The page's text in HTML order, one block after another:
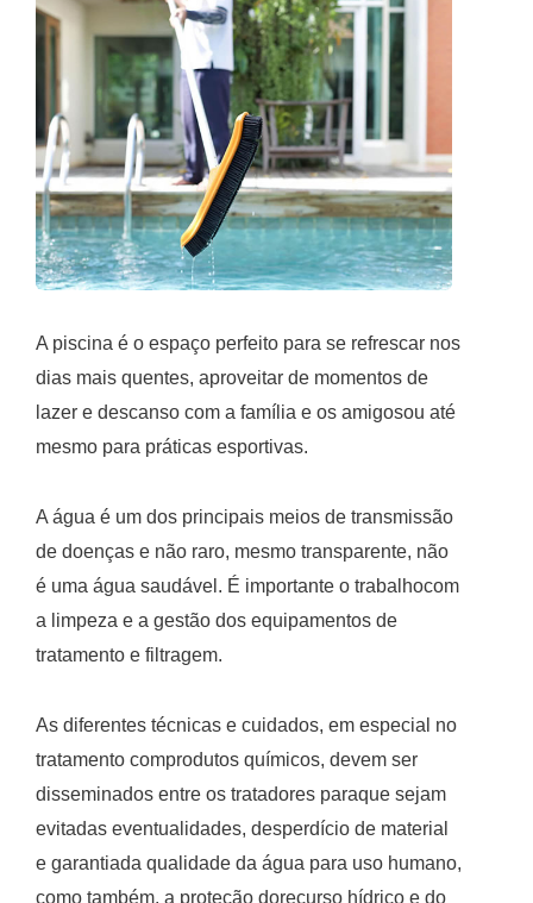
A piscina é o espaço perfeito para se refrescar nos
dias mais quentes, aproveitar de momentos de
lazer e descanso com a família e os amigosou até
mesmo para práticas esportivas.
A água é um dos principais meios de transmissão
de doenças e não raro, mesmo transparente, não
é uma água saudável. É importante o trabalhocom
a limpeza e a gestão dos equipamentos de
tratamento e filtragem.
As diferentes técnicas e cuidados, em especial no
tratamento comprodutos químicos, devem ser
disseminados entre os tratadores paraque sejam
evitadas eventualidades, desperdício de material
e garantiada qualidade da água para uso humano,
como também, a proteção dorecurso hídrico e do